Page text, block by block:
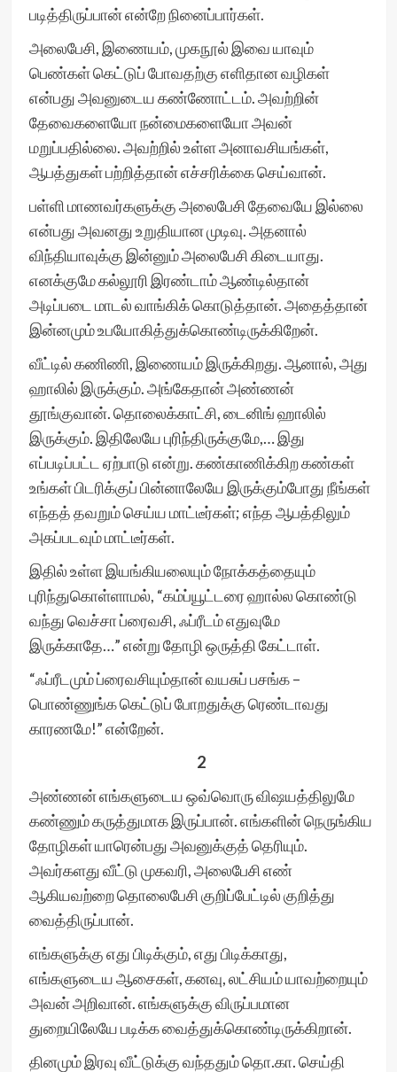
படித்திருப்பான் என்றே நினைப்பார்கள்.
அலைபேசி, இணையம், முகநூல் இவை யாவும்
பெண்கள் கெட்டுப் போவதற்கு எளிதான வழிகள்
என்பது அவனுடைய கண்ணோட்டம். அவற்றின்
தேவைகளையோ நன்மைகளையோ அவன்
மறுப்பதில்லை. அவற்றில் உள்ள அனாவசியங்கள்,
ஆபத்துகள் பற்றித்தான் எச்சரிக்கை செய்வான்.
பள்ளி மாணவர்களுக்கு அலைபேசி தேவையே இல்லை
என்பது அவனது உறுதியான முடிவு. அதனால்
விந்தியாவுக்கு இன்னும் அலைபேசி கிடையாது.
எனக்குமே கல்லூரி இரண்டாம் ஆண்டில்தான்
அடிப்படை மாடல் வாங்கிக் கொடுத்தான். அதைத்தான்
இன்னமும் உபயோகித்துக்கொண்டிருக்கிறேன்.
வீட்டில் கணிணி, இணையம் இருக்கிறது. ஆனால், அது
ஹாலில் இருக்கும். அங்கேதான் அண்ணன்
தூங்குவான். தொலைக்காட்சி, டைனிங் ஹாலில்
இருக்கும். இதிலேயே புரிந்திருக்குமே,… இது
எப்படிப்பட்ட ஏற்பாடு என்று. கண்காணிக்கிற கண்கள்
உங்கள் பிடரிக்குப் பின்னாலேயே இருக்கும்போது நீங்கள்
எந்தத் தவறும் செய்ய மாட்டீர்கள்; எந்த ஆபத்திலும்
அகப்படவும் மாட்டீர்கள்.
இதில் உள்ள இயங்கியலையும் நோக்கத்தையும்
புரிந்துகொள்ளாமல், “கம்ப்யூட்டரை ஹால்ல கொண்டு
வந்து வெச்சா ப்ரைவசி, ஃப்ரீடம் எதுவுமே
இருக்காதே…” என்று தோழி ஒருத்தி கேட்டாள்.
“ஃப்ரீடமும் ப்ரைவசியும்தான் வயசுப் பசங்க –
பொண்ணுங்க கெட்டுப் போறதுக்கு ரெண்டாவது
காரணமே!” என்றேன்.
2
அண்ணன் எங்களுடைய ஒவ்வொரு விஷயத்திலுமே
கண்ணும் கருத்துமாக இருப்பான். எங்களின் நெருங்கிய
தோழிகள் யாரென்பது அவனுக்குத் தெரியும்.
அவர்களது வீட்டு முகவரி, அலைபேசி எண்
ஆகியவற்றை தொலைபேசி குறிப்பேட்டில் குறித்து
வைத்திருப்பான்.
எங்களுக்கு எது பிடிக்கும், எது பிடிக்காது,
எங்களுடைய ஆசைகள், கனவு, லட்சியம் யாவற்றையும்
அவன் அறிவான். எங்களுக்கு விருப்பமான
துறையிலேயே படிக்க வைத்துக்கொண்டிருக்கிறான்.
தினமும் இரவு வீட்டுக்கு வந்ததும் தொ.கா. செய்தி